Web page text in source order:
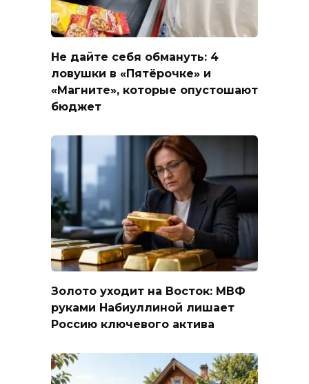
Не дайте себя обмануть: 4
ловушки в «Пятёрочке» и
«Магните», которые опустошают
бюджет
Золото уходит на Восток: МВФ
руками Набиуллиной лишает
Россию ключевого актива